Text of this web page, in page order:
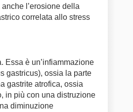
l’erosione della
correlata allo stress
Essa è un’infiammazione
gastricus), ossia la parte
gastrite atrofica, ossia
in più con una distruzione
diminuzione